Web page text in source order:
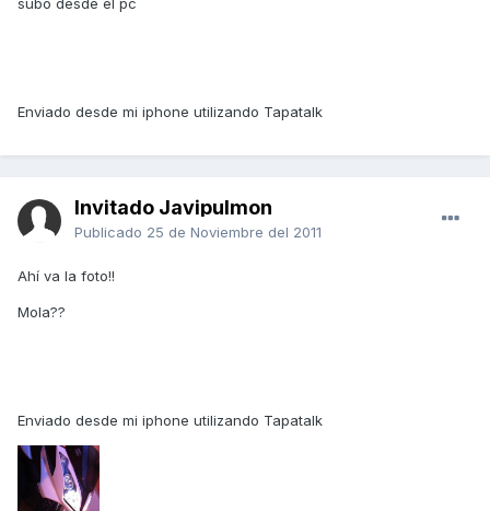
subo desde el pc
Enviado desde mi iphone utilizando Tapatalk
Invitado Javipulmon
Publicado 25 de Noviembre del 2011
Ahí va la foto!!
Mola??
Enviado desde mi iphone utilizando Tapatalk